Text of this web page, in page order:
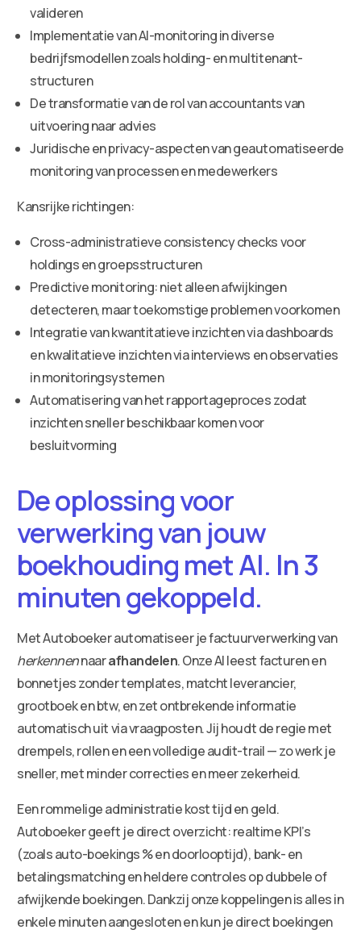
valideren
Implementatie van AI-monitoring in diverse
bedrijfsmodellen zoals holding- en multitenant-
structuren
De transformatie van de rol van accountants van
uitvoering naar advies
Juridische en privacy-aspecten van geautomatiseerde
monitoring van processen en medewerkers
Kansrijke richtingen:
Cross-administratieve consistency checks voor
holdings en groepsstructuren
Predictive monitoring: niet alleen afwijkingen
detecteren, maar toekomstige problemen voorkomen
Integratie van kwantitatieve inzichten via dashboards
en kwalitatieve inzichten via interviews en observaties
in monitoringsystemen
Automatisering van het rapportageproces zodat
inzichten sneller beschikbaar komen voor
besluitvorming
De oplossing voor
verwerking van jouw
boekhouding met AI. In 3
minuten gekoppeld.
Met Autoboeker automatiseer je factuurverwerking van
herkennennaarafhandelen. Onze AI leest facturen en
bonnetjes zonder templates, matcht leverancier,
grootboek en btw, en zet ontbrekende informatie
automatisch uit via vraagposten. Jij houdt de regie met
drempels, rollen en een volledige audit-trail — zo werk je
sneller, met minder correcties en meer zekerheid.
Een rommelige administratie kost tijd en geld.
Autoboeker geeft je direct overzicht: realtime KPI’s
(zoals auto-boekings % en doorlooptijd), bank- en
betalingsmatching en heldere controles op dubbele of
afwijkende boekingen. Dankzij onze koppelingen is alles in
enkele minuten aangesloten en kun je direct boekingen